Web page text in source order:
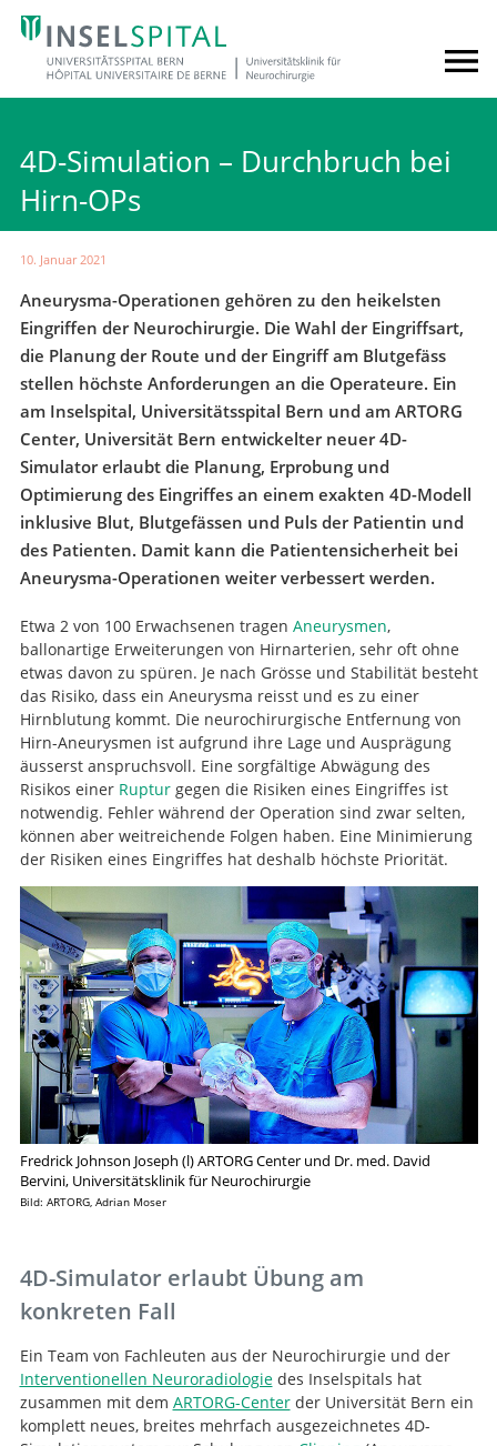
4D-Simulation – Durchbruch bei
Hirn-OPs
10. Januar 2021
Aneurysma-Operationen gehören zu den heikelsten
Eingriffen der Neurochirurgie. Die Wahl der Eingriffsart,
die Planung der Route und der Eingriff am Blutgefäss
stellen höchste Anforderungen an die Operateure. Ein
am Inselspital, Universitätsspital Bern und am ARTORG
Center, Universität Bern entwickelter neuer 4D-
Simulator erlaubt die Planung, Erprobung und
Optimierung des Eingriffes an einem exakten 4D-Modell
inklusive Blut, Blutgefässen und Puls der Patientin und
des Patienten. Damit kann die Patientensicherheit bei
Aneurysma-Operationen weiter verbessert werden.
Etwa 2 von 100 Erwachsenen tragen Aneurysmen,
ballonartige Erweiterungen von Hirnarterien, sehr oft ohne
etwas davon zu spüren. Je nach Grösse und Stabilität besteht
das Risiko, dass ein Aneurysma reisst und es zu einer
Hirnblutung kommt. Die neurochirurgische Entfernung von
Hirn-Aneurysmen ist aufgrund ihre Lage und Ausprägung
äusserst anspruchsvoll. Eine sorgfältige Abwägung des
Risikos einer Rupturgegen die Risiken eines Eingriffes ist
notwendig. Fehler während der Operation sind zwar selten,
können aber weitreichende Folgen haben. Eine Minimierung
der Risiken eines Eingriffes hat deshalb höchste Priorität.
Fredrick Johnson Joseph (l) ARTORG Center und Dr. med. David
Bervini, Universitätsklinik für Neurochirurgie
Bild: ARTORG, Adrian Moser
4D-Simulator erlaubt Übung am
konkreten Fall
Ein Team von Fachleuten aus der Neurochirurgie und der
Interventionellen Neuroradiologiedes Inselspitals hat
zusammen mit dem ARTORG-Centerder Universität Bern ein
komplett neues, breites mehrfach ausgezeichnetes 4D-